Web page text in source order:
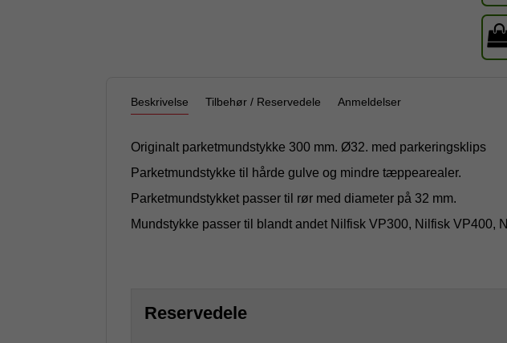
Beskrivelse Tilbehør / Reservedele Anmeldelser
Originalt parketmundstykke 300 mm. Ø32. med parkeringsklips
Parketmundstykke til hårde gulve og mindre tæppearealer.
Parketmundstykket passer til rør med diameter på 32 mm.
Mundstykke passer til blandt andet Nilfisk VP300, Nilfisk
Reservedele